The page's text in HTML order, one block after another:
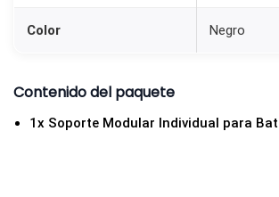
Color Negro
Contenido del paquete
1x Soporte Modular Individual para